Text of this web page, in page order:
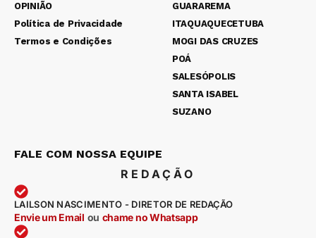
OPINIÃO
Política de Privacidade
Termos e Condições
GUARAREMA
ITAQUAQUECETUBA
MOGI DAS CRUZES
POÁ
SALESÓPOLIS
SANTA ISABEL
SUZANO
FALE COM NOSSA EQUIPE
REDAÇÃO
LAILSON NASCIMENTO - DIRETOR DE REDAÇÃO
Envie um Email ou chame no Whatsapp